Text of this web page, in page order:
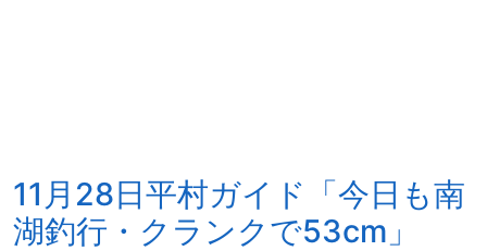
11月28日平村ガイド「今日も南
湖釣行・クランクで53cm」